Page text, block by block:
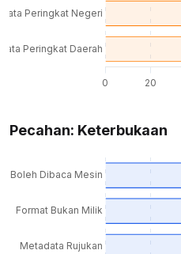
Pecahan: Keterbukaan